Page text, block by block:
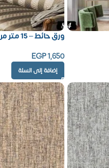
ورق حائط – 15 متر مربع
EGP1,650
إضافة إلى السلة